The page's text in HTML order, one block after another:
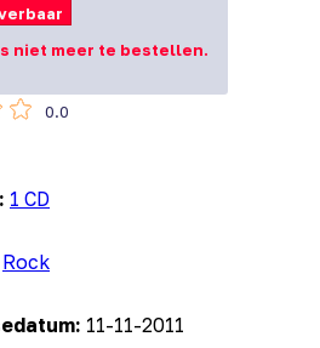
1 CD
Rock
11-11-2011
niet meer te bestellen.
0.0